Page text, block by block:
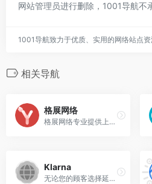
网站管理员进行删除，1001导航不
1001导航致力于优质、实用的网络站点资
相关导航
格展网络
格展网络专业提供上千种企业网站模板,新闻资讯模板定制,cms模板仿站,html5手机网站模版、二次开发源码免费分享下载。
Klarna
无论您的顾客选择延期付款还是分期付款，您都可以从Klarna这里得到全额预付。与Klarna 合作，您得到的将不只是现代的支付方式，还有流畅完整的顾客购物体验。